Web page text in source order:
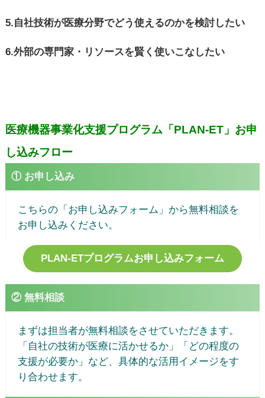
5.自社技術が医療分野でどう使えるのかを検討したい
6.外部の専門家・リソースを賢く使いこなしたい
医療機器事業化支援プログラム「PLAN-ET」お申
し込みフロー
① お申し込み
こちらの「お申し込みフォーム」から無料相談を
お申し込みください。
PLAN-ETプログラムお申し込みフォーム
② 無料相談
まずは担当者が無料相談をさせていただきます。
「自社の技術が医療に活かせるか」「どの程度の
支援が必要か」など、具体的な活用イメージをす
り合わせます。